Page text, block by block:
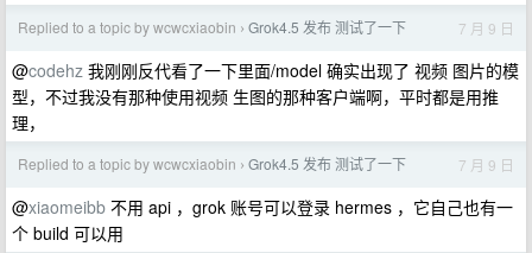
Replied to a topic by wcwcxiaobin › Grok4.5 发布 测试了一下 7 月 9 日
@codehz 我刚刚反代看了一下里面/model 确实出现了 视频 图片的模
型，不过我没有那种使用视频 生图的那种客户端啊，平时都是用推
理，
Replied to a topic by wcwcxiaobin › Grok4.5 发布 测试了一下 7 月 9 日
@xiaomeibb 不用 api ，grok 账号可以登录 hermes ，它自己也有一
个 build 可以用